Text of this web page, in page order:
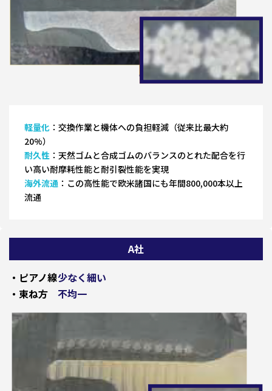
軽量化 ：交換作業と機体への負担軽減（従来比最大約
20%）
耐久性 ：天然ゴムと合成ゴムのバランスのとれた配合を行
い高い耐摩耗性能と耐引裂性能を実現
海外流通 ：この高性能で欧米諸国にも年間800,000本以上
流通
A社
・ピアノ線少なく細い
・束ね方
不均一